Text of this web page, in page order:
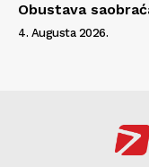
Obustava
4. Augusta 2026.